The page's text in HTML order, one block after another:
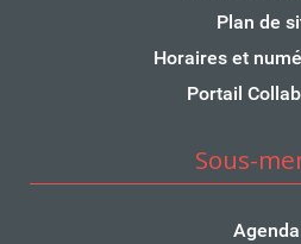
Plan de
Horaires et
Portail
Sous-
Agenda